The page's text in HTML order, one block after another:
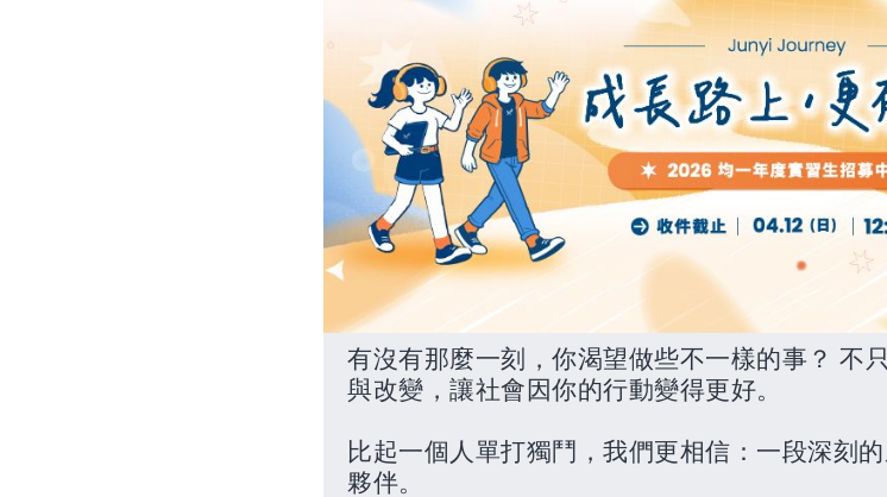
有沒有那麼一刻，你渴望做些不一樣的事？ 不
與改變，讓社會因你的行動變得更好。
比起一個人單打獨鬥，我們更相信：一段深刻
夥伴。